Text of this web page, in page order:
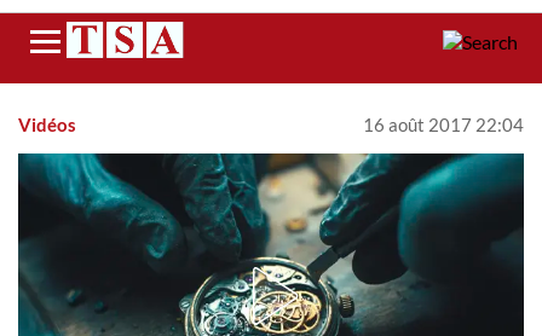
Menu
Vidéos 16 août 2017 22:04